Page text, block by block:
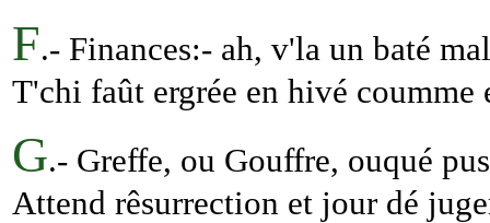
F.- Finances:- ah, v'la un baté
T'chi faût ergrée en hivé coumme
G.- Greffe, ou Gouffre, ouqué
Attend rêsurrection et jour dé